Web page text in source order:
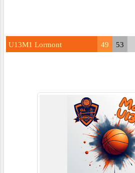
U13M1 Lormont 49 53